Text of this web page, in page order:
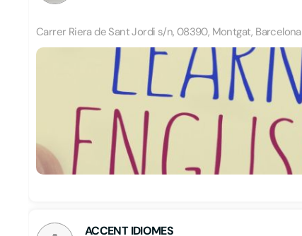
Carrer Riera de Sant Jordi s/n, 08390, Montgat, Barcelona
ACCENT IDIOMES